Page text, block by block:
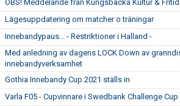
OBS! Meddelande från Kungsbacka Kultur & Fritid
Lägesuppdatering om matcher o träningar
Innebandypaus... - Restriktioner i Halland -
Med anledning av dagens LOCK Down av
innebandyverksamhet
Gothia Innebandy Cup 2021 ställs in
Varla F05 - Cupvinnare i Swedbank Challenge Cup